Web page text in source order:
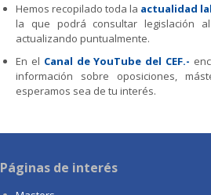
Hemos recopilado toda la actualidad
la que podrá consultar legislación
actualizando puntualmente.
En el Canal de YouTube del CEF.-
información sobre oposiciones,
esperamos sea de tu interés.
Páginas de interés